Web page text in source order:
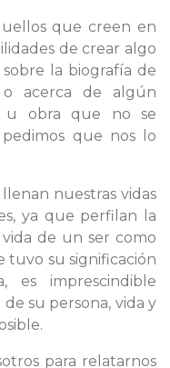
que creen en
de crear algo
la biografía de
acerca de algún
u obra que no se
que nos lo
nuestras vidas
ya que perfilan la
de un ser como
tuvo su significación
es imprescindible
su persona, vida y
para relatarnos